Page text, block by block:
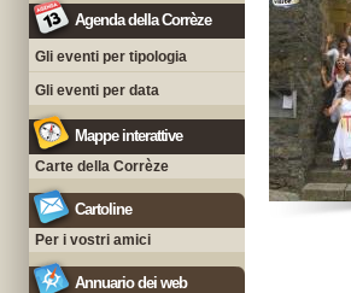
Agenda della Corrèze
Gli eventi per tipologia
Gli eventi per data
Mappe interattive
Carte della Corrèze
Cartoline
Per i vostri amici
Annuario dei web